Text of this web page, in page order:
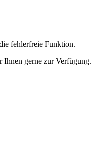
fehlerfreie Funktion.
gerne zur Verfügung.